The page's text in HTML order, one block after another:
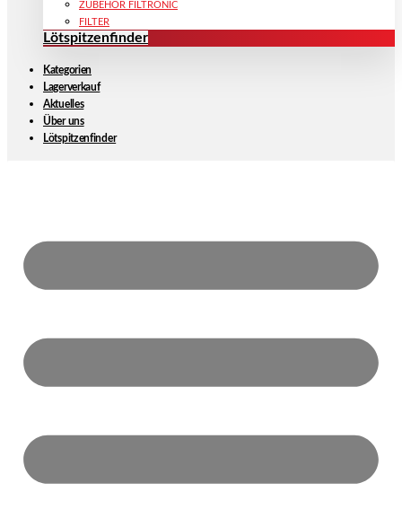
ZUBEHÖR FILTRONIC
FILTER
Lötspitzenfinder
Kategorien
Lagerverkauf
Aktuelles
Über uns
Lötspitzenfinder